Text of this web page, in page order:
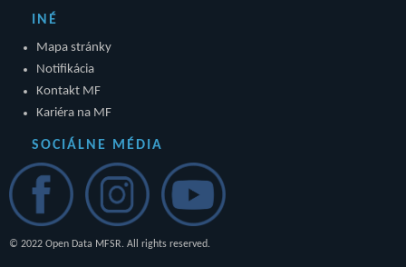
INÉ
Mapa stránky
Notifikácia
Kontakt MF
Kariéra na MF
SOCIÁLNE MÉDIA
© 2022 Open Data MFSR. All rights reserved.